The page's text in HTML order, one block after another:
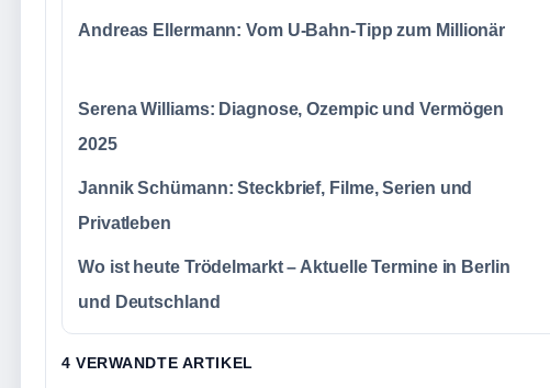
Andreas Ellermann: Vom U-Bahn-Tipp zum Millionär
Serena Williams: Diagnose, Ozempic und Vermögen
2025
Jannik Schümann: Steckbrief, Filme, Serien und
Privatleben
Wo ist heute Trödelmarkt – Aktuelle Termine in Berlin
und Deutschland
4 VERWANDTE ARTIKEL